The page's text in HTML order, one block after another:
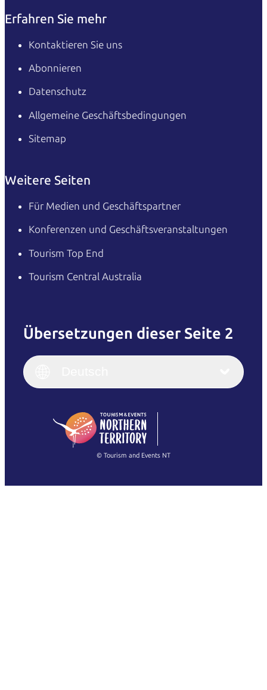
Erfahren Sie mehr
Kontaktieren Sie uns
Abonnieren
Datenschutz
Allgemeine Geschäftsbedingungen
Sitemap
Weitere Seiten
Für Medien und Geschäftspartner
Konferenzen und Geschäftsveranstaltungen
Tourism Top End
Tourism Central Australia
Übersetzungen dieser Seite 2
English
(Singapore)
Français
Italiano
繁體中文
© Tourism and Events NT